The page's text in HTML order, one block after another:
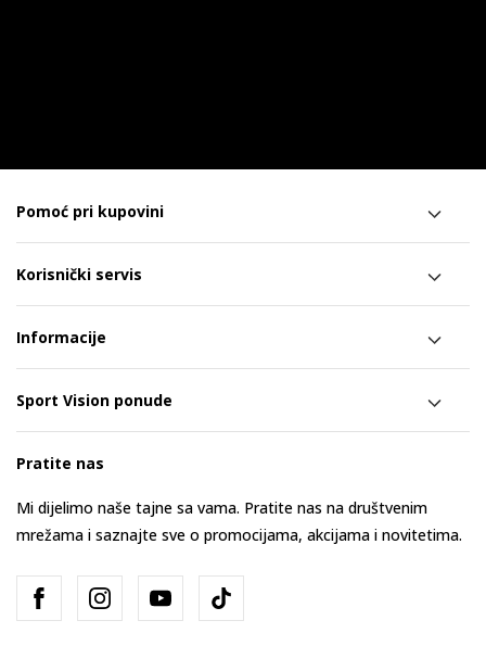
Pomoć pri kupovini
Korisnički servis
Informacije
Sport Vision ponude
Pratite nas
Mi dijelimo naše tajne sa vama. Pratite nas na društvenim
mrežama i saznajte sve o promocijama, akcijama i novitetima.